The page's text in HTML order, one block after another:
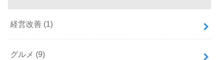
s
経営改善 (1)
グルメ (9)